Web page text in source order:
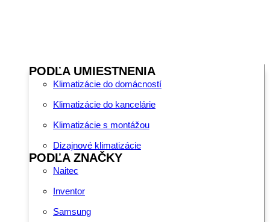
PODĽA UMIESTNENIA
Klimatizácie do domácností
Klimatizácie do kancelárie
Klimatizácie s montážou
Dizajnové klimatizácie
PODĽA ZNAČKY
Naitec
Inventor
Samsung